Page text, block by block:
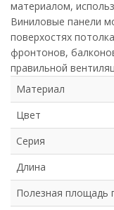
материалом,
Виниловые панели
поверхостях
фронтонов,
правильной
Материал
Цвет
Серия
Длина
Полезная площадь